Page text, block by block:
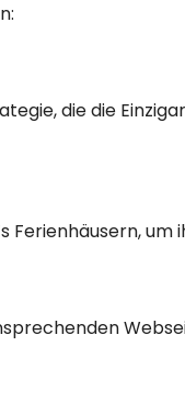
die die
Ferienhäusern,